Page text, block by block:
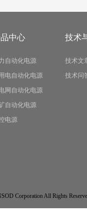
中心
自动化电源
电自动化电源
网自动化电源
自动化电源
电源
技术
技术文
技术问
Corporation All Rights